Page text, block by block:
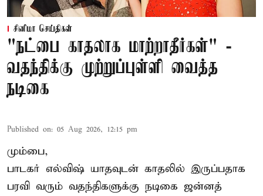
சினிமா செய்திகள்
"நட்பை காதலாக மாற்றாதீர்கள்" -
வதந்திக்கு முற்றுப்புள்ளி வைத்த
நடிகை
Published on: 05 Aug 2026, 12:15 pm
மும்பை,
பாடகர் எல்விஷ் யாதவுடன் காதலில் இருப்பதாக
பரவி வரும் வதந்திகளுக்கு நடிகை ஜன்னத்